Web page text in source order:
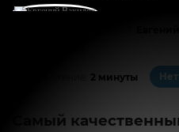
2 минуты
Самый